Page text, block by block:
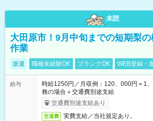
未読
大田原市！9月中旬までの短期梨
作業
派遣 職種未経験OK ブランクOK WEB登録・
給与
時給1250円／月収例：120、000円＝1
務の場合＋交通費別途支給
交通費別途支給あり
交通費 実費支給／当社規定あり。